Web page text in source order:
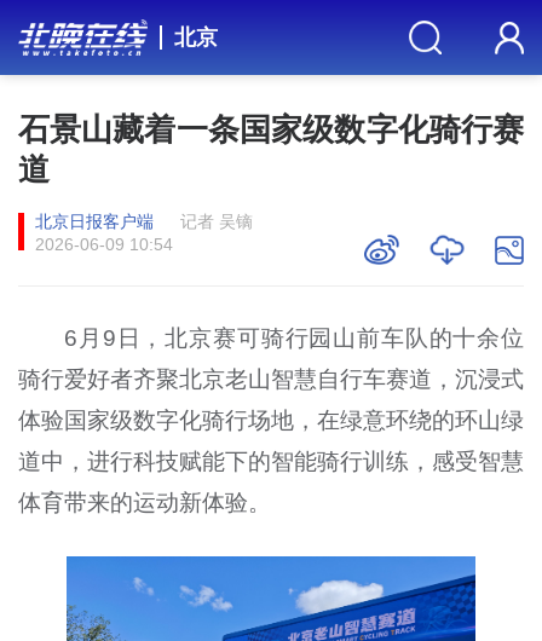
北京
石景山藏着一条国家级数字化骑行赛
道
北京日报客户端
记者 吴镝
2026-06-09 10:54
6月9日，北京赛可骑行园山前车队的十余位
骑行爱好者齐聚北京老山智慧自行车赛道，沉浸式
体验国家级数字化骑行场地，在绿意环绕的环山绿
道中，进行科技赋能下的智能骑行训练，感受智慧
体育带来的运动新体验。